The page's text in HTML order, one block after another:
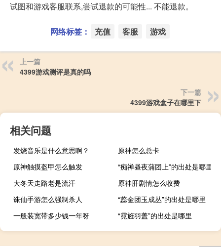
试图和游戏客服联系,尝试退款的可能性... 不能退款。
网络标签： 充值 客服 游戏
上一篇
4399游戏测评是真的吗
下一篇
4399游戏盒子在哪里下
相关问题
发烧音乐是什么意思啊？
原神怎么总卡
原神触摸盔甲怎么触发
“痴禅昼夜蒲团上”的出处是哪里
大冬天走路老是流汗
原神肝剧情怎么收费
诛仙手游怎么强制杀人
“蕊金团玉成丛”的出处是哪里
一般装宽带多少钱一年呀
“霓旌羽盖”的出处是哪里
原神怎么出新手副本